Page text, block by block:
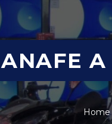
ANAFE A
Home